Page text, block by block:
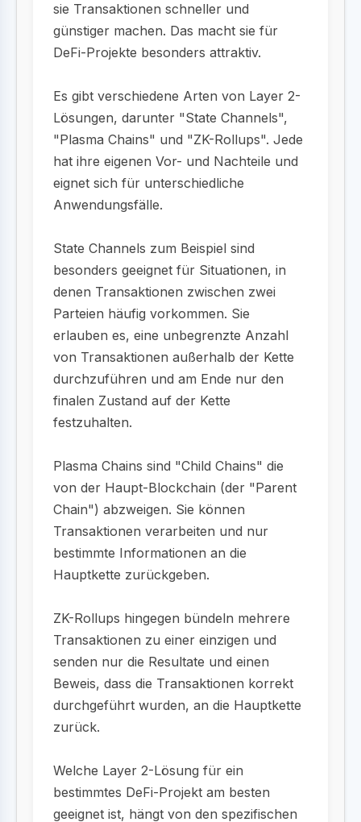
sie Transaktionen schneller und
günstiger machen. Das macht sie für
DeFi-Projekte besonders attraktiv.
Es gibt verschiedene Arten von Layer 2-
Lösungen, darunter "State Channels",
"Plasma Chains" und "ZK-Rollups". Jede
hat ihre eigenen Vor- und Nachteile und
eignet sich für unterschiedliche
Anwendungsfälle.
State Channels zum Beispiel sind
besonders geeignet für Situationen, in
denen Transaktionen zwischen zwei
Parteien häufig vorkommen. Sie
erlauben es, eine unbegrenzte Anzahl
von Transaktionen außerhalb der Kette
durchzuführen und am Ende nur den
finalen Zustand auf der Kette
festzuhalten.
Plasma Chains sind "Child Chains" die
von der Haupt-Blockchain (der "Parent
Chain") abzweigen. Sie können
Transaktionen verarbeiten und nur
bestimmte Informationen an die
Hauptkette zurückgeben.
ZK-Rollups hingegen bündeln mehrere
Transaktionen zu einer einzigen und
senden nur die Resultate und einen
Beweis, dass die Transaktionen korrekt
durchgeführt wurden, an die Hauptkette
zurück.
Welche Layer 2-Lösung für ein
bestimmtes DeFi-Projekt am besten
geeignet ist, hängt von den spezifischen